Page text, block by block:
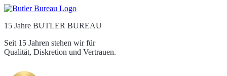
15 Jahre BUTLER BUREAU
Seit 15 Jahren stehen wir für
Qualität, Diskretion und Vertrauen.